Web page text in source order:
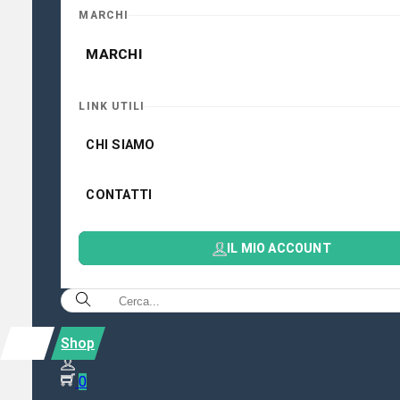
MARCHI
MARCHI
LINK UTILI
CHI SIAMO
CONTATTI
IL MIO ACCOUNT
Shop
0